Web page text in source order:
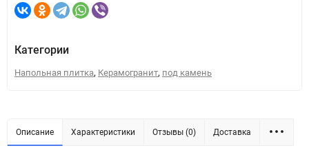
Категории
Напольная плитка, Керамогранит, под камень
Описание Характеристики Отзывы (0) Доставка